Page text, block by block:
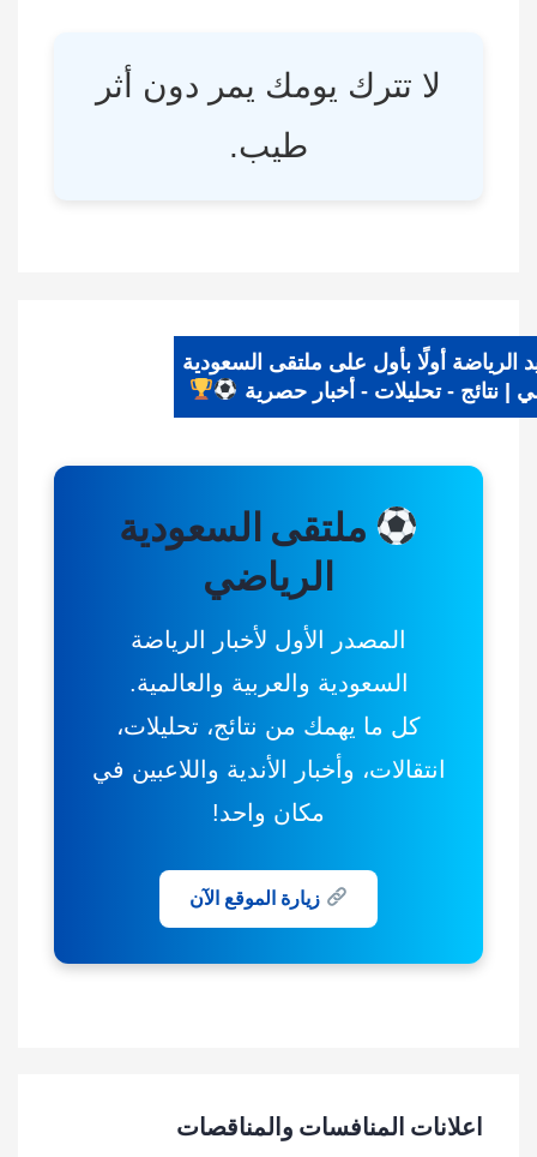
لا تترك يومك يمر دون أثر
طيب.
الرياضة أولًا بأول على ملتقى السعودية
| نتائج - تحليلات - أخبار حصرية
ملتقى السعودية
الرياضي
المصدر الأول لأخبار الرياضة
السعودية والعربية والعالمية.
كل ما يهمك من نتائج، تحليلات،
انتقالات، وأخبار الأندية واللاعبين في
مكان واحد!
زيارة الموقع الآن
اعلانات المنافسات والمناقصات